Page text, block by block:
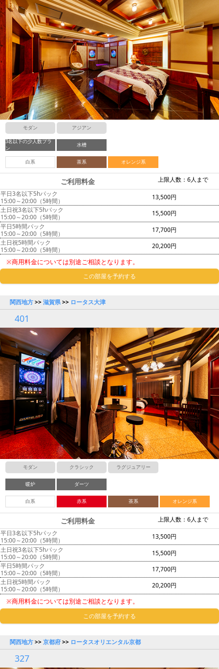
モダン アジアン
3名以下の少人数プラ
ン
水槽
白系 茶系 オレンジ系
上限人数：6人まで
ご利用料金
平日3名以下5hパック
15:00～20:00（5時間）
13,500円
土日祝3名以下5hパック
15:00～20:00（5時間）
15,500円
平日5時間パック
15:00～20:00（5時間）
17,700円
土日祝5時間パック
15:00～20:00（5時間）
20,200円
※商用料金については別途ご相談となります。
この部屋を予約する
関西地方>>滋賀県>> ロータス大津
401
モダン クラシック ラグジュアリー
暖炉 ダーツ
白系 赤系 茶系 オレンジ系
上限人数：6人まで
ご利用料金
平日3名以下5hパック
15:00～20:00（5時間）
13,500円
土日祝3名以下5hパック
15:00～20:00（5時間）
15,500円
平日5時間パック
15:00～20:00（5時間）
17,700円
土日祝5時間パック
15:00～20:00（5時間）
20,200円
※商用料金については別途ご相談となります。
この部屋を予約する
関西地方>>京都府>> ロータスオリエンタル京都
327